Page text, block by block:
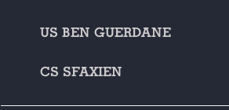
US BEN GUERDANE
CS SFAXIEN